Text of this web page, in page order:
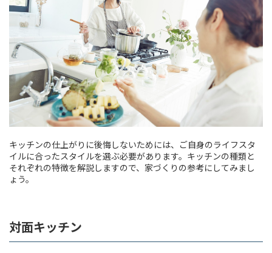
キッチンの仕上がりに後悔しないためには、ご自身のライフスタ
イルに合ったスタイルを選ぶ必要があります。キッチンの種類と
それぞれの特徴を解説しますので、家づくりの参考にしてみまし
ょう。
対面キッチン